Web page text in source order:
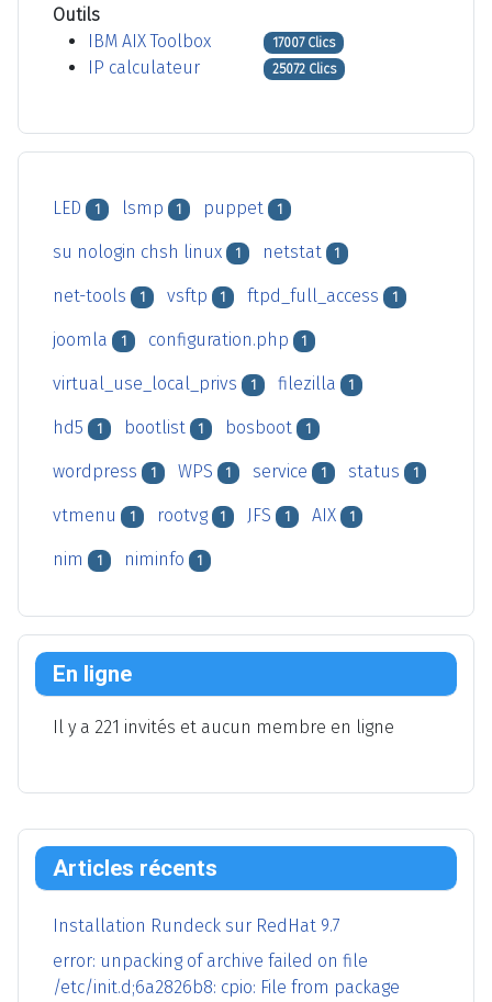
Articles récents
Installation Rundeck sur RedHat 9.7
error: unpacking of archive failed on file
/etc/init.d;6a2826b8: cpio: File from package
Outils
IBM AIX Toolbox
17007 Clics
IP calculateur 25072 Clics
LED 1 lsmp 1 puppet 1
su nologin chsh linux 1 netstat 1
net-tools 1 vsftp 1 ftpd_full_access 1
joomla 1 configuration.php 1
virtual_use_local_privs 1 filezilla 1
hd5 1 bootlist 1 bosboot 1
wordpress 1 WPS 1 service 1 status 1
vtmenu 1 rootvg 1 JFS 1 AIX 1
nim 1 niminfo 1
En ligne
Il y a 221 invités et aucun membre en ligne